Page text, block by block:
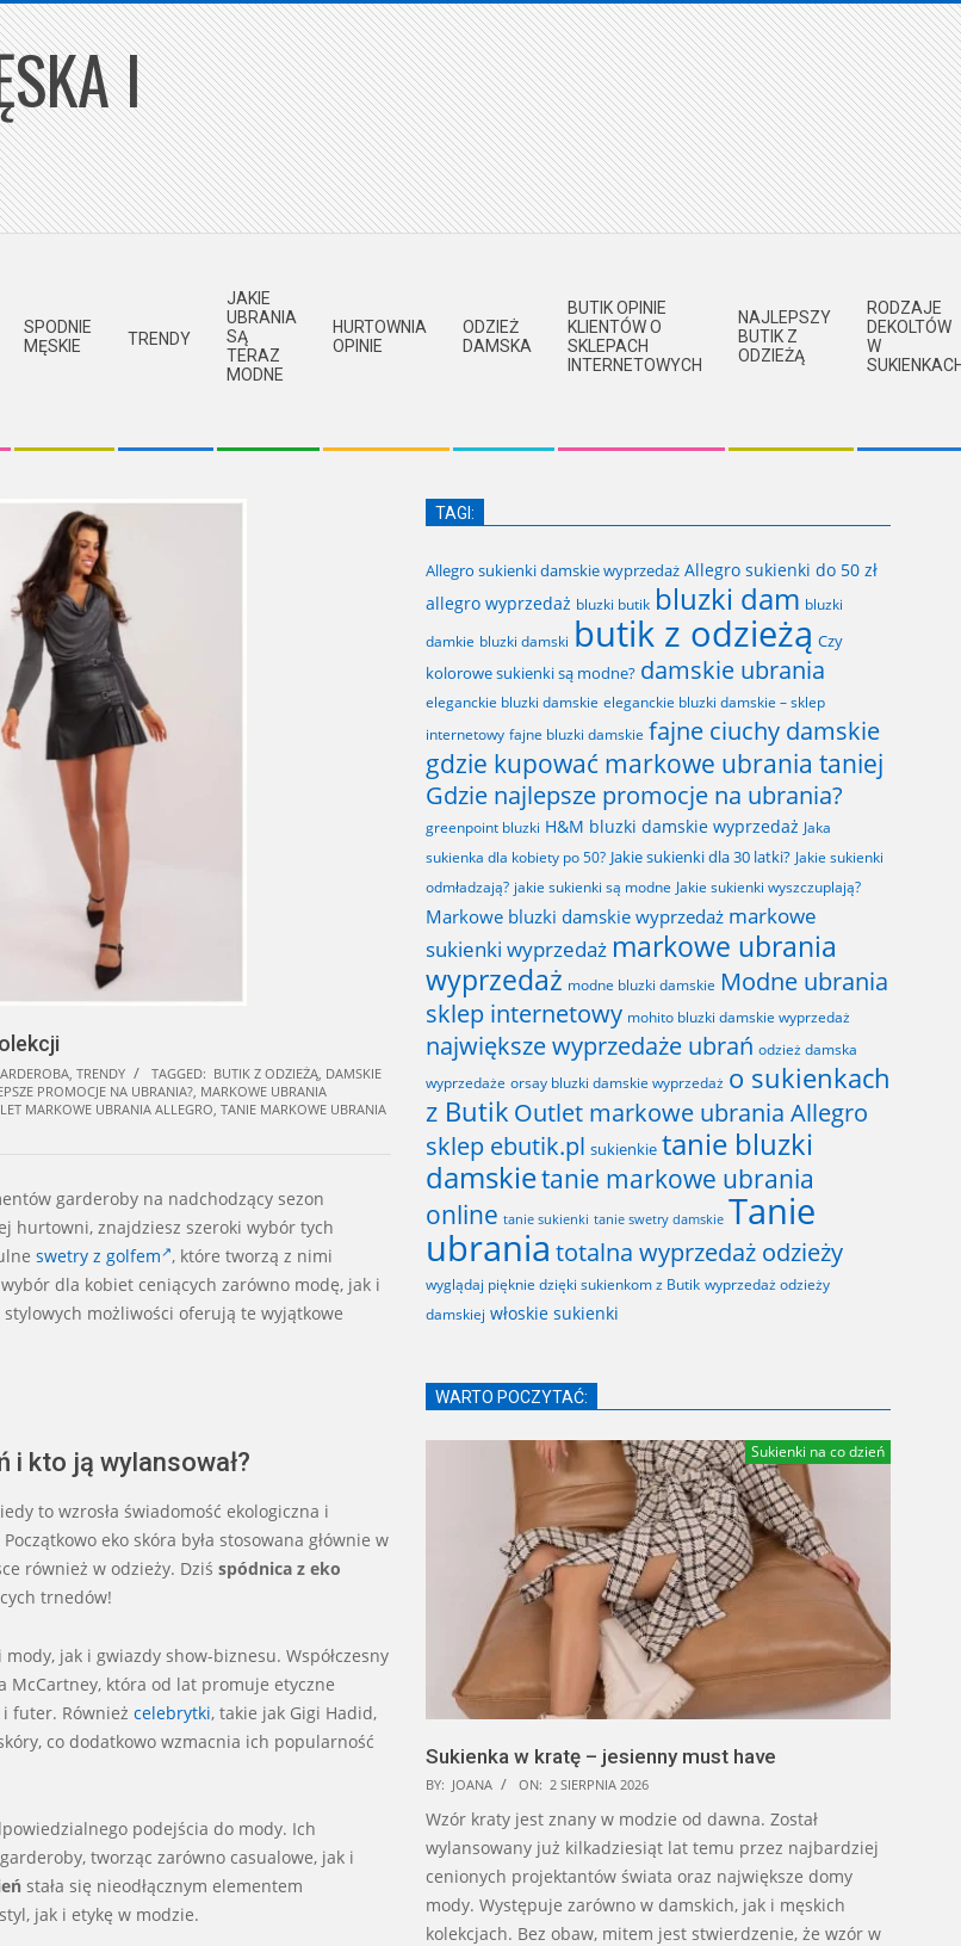
I
SPODNIE
MĘSKIE
TRENDY
JAKIE
UBRANIA
SĄ
TERAZ
MODNE
HURTOWNIA
OPINIE
ODZIEŻ
DAMSKA
BUTIK OPINIE
KLIENTÓW O
SKLEPACH
INTERNETOWYCH
NAJLEPSZY
BUTIK Z
ODZIEŻĄ
RODZAJE
DEKOLTÓW
W
, TRENDY TAGGED: BUTIK Z ODZIEŻĄ, DAMSKIE
PROMOCJE NA UBRANIA?, MARKOWE UBRANIA
MARKOWE UBRANIA ALLEGRO, TANIE MARKOWE UBRANIA
garderoby na nadchodzący sezon
hurtowni, znajdziesz szeroki wybór tych
swetry z golfem , które tworzą z nimi
dla kobiet ceniących zarówno modę, jak i
możliwości oferują te wyjątkowe
i kto ją wylansował?
to wzrosła świadomość ekologiczna i
eko skóra była stosowana głównie w
również w odzieży. Dziś spódnica z eko
trnedów!
jak i gwiazdy show-biznesu. Współczesny
McCartney, która od lat promuje etyczne
futer. Również celebrytki, takie jak Gigi Hadid,
co dodatkowo wzmacnia ich popularność
podejścia do mody. Ich
tworząc zarówno casualowe, jak i
stała się nieodłącznym elementem
jak i etykę w modzie.
TAGI:
Allegro sukienki damskie wyprzedaż Allegro sukienki do 50 zł
allegro wyprzedaż bluzki butik bluzki dam bluzki
damkie bluzki damski butik z odzieżą Czy
kolorowe sukienki są modne? damskie ubrania
eleganckie bluzki damskie eleganckie bluzki damskie – sklep
internetowy fajne bluzki damskie fajne ciuchy damskie
gdzie kupować markowe ubrania taniej
Gdzie najlepsze promocje na ubrania?
greenpoint bluzki H&M bluzki damskie wyprzedaż Jaka
sukienka dla kobiety po 50? Jakie sukienki dla 30 latki? Jakie sukienki
odmładzają? jakie sukienki są modne Jakie sukienki wyszczuplają?
Markowe bluzki damskie wyprzedaż markowe
sukienki wyprzedaż markowe ubrania
wyprzedaż modne bluzki damskie Modne ubrania
sklep internetowy mohito bluzki damskie wyprzedaż
największe wyprzedaże ubrań odzież damska
wyprzedaże orsay bluzki damskie wyprzedaż o sukienkach
z Butik Outlet markowe ubrania Allegro
sklep ebutik.pl sukienkie tanie bluzki
damskietanie markowe ubrania
online tanie sukienki tanie swetry damskie Tanie
ubrania totalna wyprzedaż odzieży
wyglądaj pięknie dzięki sukienkom z Butik wyprzedaż odzieży
damskiej włoskie sukienki
WARTO POCZYTAĆ:
Sukienki na co dzień
Sukienka w kratę – jesienny must have
BY: JOANA ON: 2 SIERPNIA 2026
Wzór kraty jest znany w modzie od dawna. Został
wylansowany już kilkadziesiąt lat temu przez najbardziej
cenionych projektantów świata oraz największe domy
mody. Występuje zarówno w damskich, jak i męskich
kolekcjach. Bez obaw, mitem jest stwierdzenie, że wzór w